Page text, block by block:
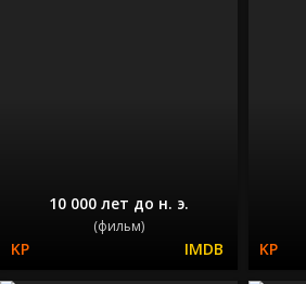
10 000 лет до н. э.
(фильм)